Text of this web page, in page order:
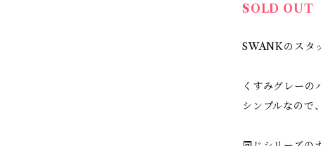
SOLD OUT
SWANKのスタ
くすみグレーの
シンプルなので